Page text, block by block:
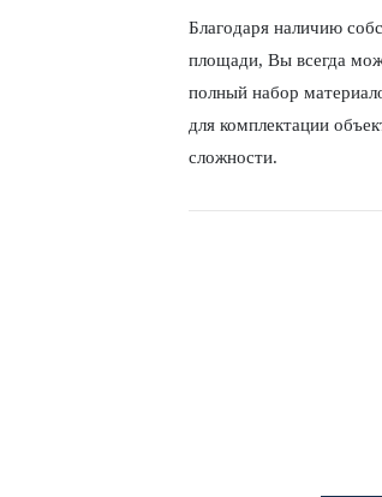
Благодаря наличию
площади, Вы всегда
полный набор
для комплектации
сложности.